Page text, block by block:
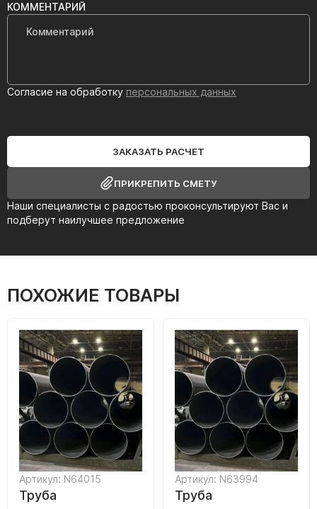
Наши специалисты с радостью проконсультируют Вас и
подберут наилучшее предложение
КОММЕНТАРИЙ
Согласие на обработку персональных данных
ЗАКАЗАТЬ РАСЧЕТ
ПРИКРЕПИТЬ СМЕТУ
ПОХОЖИЕ ТОВАРЫ
Артикул: N64015
Труба
Артикул: N63994
Труба